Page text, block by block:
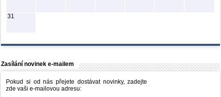
31
Zasílání novinek e-mailem
Pokud si od nás přejete dostávat novinky, zadejte
zde vaši e-mailovou adresu: